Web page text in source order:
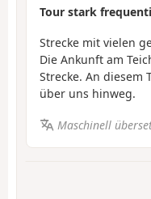
Tour stark
Strecke mit vielen
Die Ankunft am
Strecke. An diesem
über uns hinweg.
Maschinell